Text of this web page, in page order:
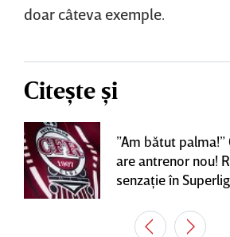
doar câteva exemple.
Citește și
”Am bătut palma!”
are antrenor nou!
senzaţie în